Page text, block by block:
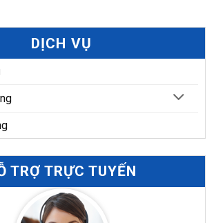
DỊCH VỤ
TRỢ TRỰC TUYẾN